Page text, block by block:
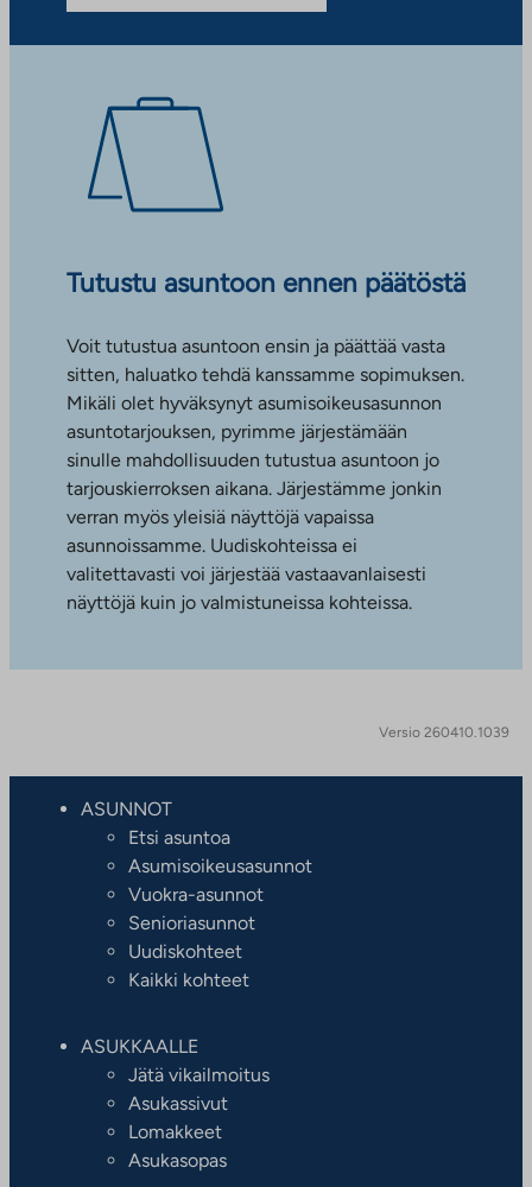
Tutustu asuntoon ennen päätöstä
Voit tutustua asuntoon ensin ja päättää vasta
sitten, haluatko tehdä kanssamme sopimuksen.
Mikäli olet hyväksynyt asumisoikeusasunnon
asuntotarjouksen, pyrimme järjestämään
sinulle mahdollisuuden tutustua asuntoon jo
tarjouskierroksen aikana. Järjestämme jonkin
verran myös yleisiä näyttöjä vapaissa
asunnoissamme. Uudiskohteissa ei
valitettavasti voi järjestää vastaavanlaisesti
näyttöjä kuin jo valmistuneissa kohteissa.
Versio 260410.1039
ASUNNOT
Etsi asuntoa
Asumisoikeusasunnot
Vuokra-asunnot
Senioriasunnot
Uudiskohteet
Kaikki kohteet
ASUKKAALLE
Jätä vikailmoitus
Asukassivut
Lomakkeet
Asukasopas